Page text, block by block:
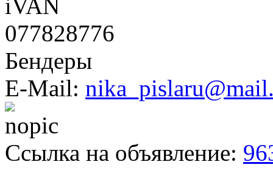
iVAN
077828776
Бендеры
E-Mail:
Ссылка на объявление: